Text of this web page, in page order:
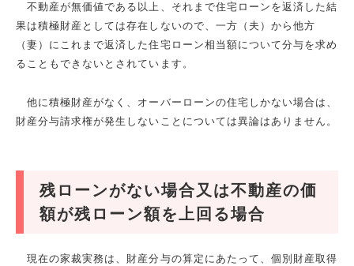
不動産が無価値である以上、それまで住宅ローンを返済した結
果は積極財産としては存在しないので、一方（夫）から他方
（妻）にこれまで返済した住宅ローン相当額について分与を求め
ることもできないとされています。
他に積極財産がなく、オーバーローンの住宅しかない場合は、
財産分与請求権が発生しないことについては異論はありません。
残ローンがない場合又は不動産の価
額が残ローン額を上回る場合
現在の家裁実務は、財産分与の算定にあたって、個別財産取得